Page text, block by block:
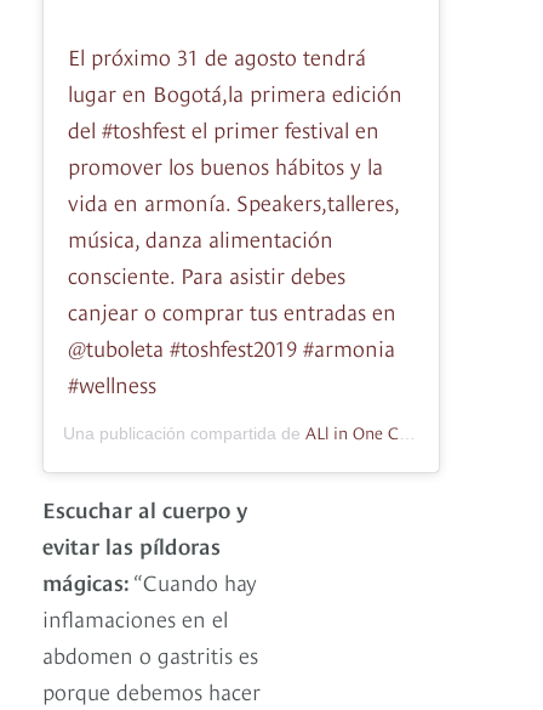
El próximo 31 de agosto tendrá
lugar en Bogotá,la primera edición
del #toshfest el primer festival en
promover los buenos hábitos y la
vida en armonía. Speakers,talleres,
música, danza alimentación
consciente. Para asistir debes
canjear o comprar tus entradas en
@tuboleta #toshfest2019 #armonia
#wellness
Una publicación compartida de ALl in One Comunicaciones y PR
Escuchar al cuerpo y
evitar las píldoras
mágicas: “Cuando hay
inflamaciones en el
abdomen o gastritis es
porque debemos hacer